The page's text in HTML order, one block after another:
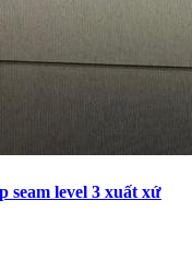
seam level 3 xuất xứ